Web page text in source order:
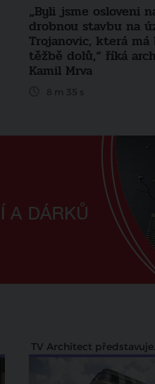
„Byli jsme osloveni
drobnou stavbu na
Trojanovic, která
těžbě dolů,“ říká
Kamil Mrva
8 m 35 s
TV Architect